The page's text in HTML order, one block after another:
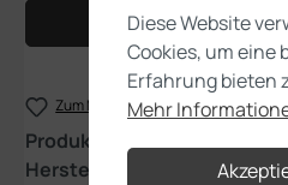
In den
Zum Merkzettel hinzufügen
Produktnummer:
Hersteller:
Games Workshop
Diese Website
Cookies, um eine
Erfahrung bieten
Mehr